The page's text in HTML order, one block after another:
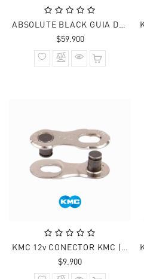
ABSOLUTE BLACK GUIA DE CADENA BLACK ISCG05
$59.900Precio
normal
KMC 12v CONECTOR KMC (1 UNIDAD)
$9.900Precio
normal